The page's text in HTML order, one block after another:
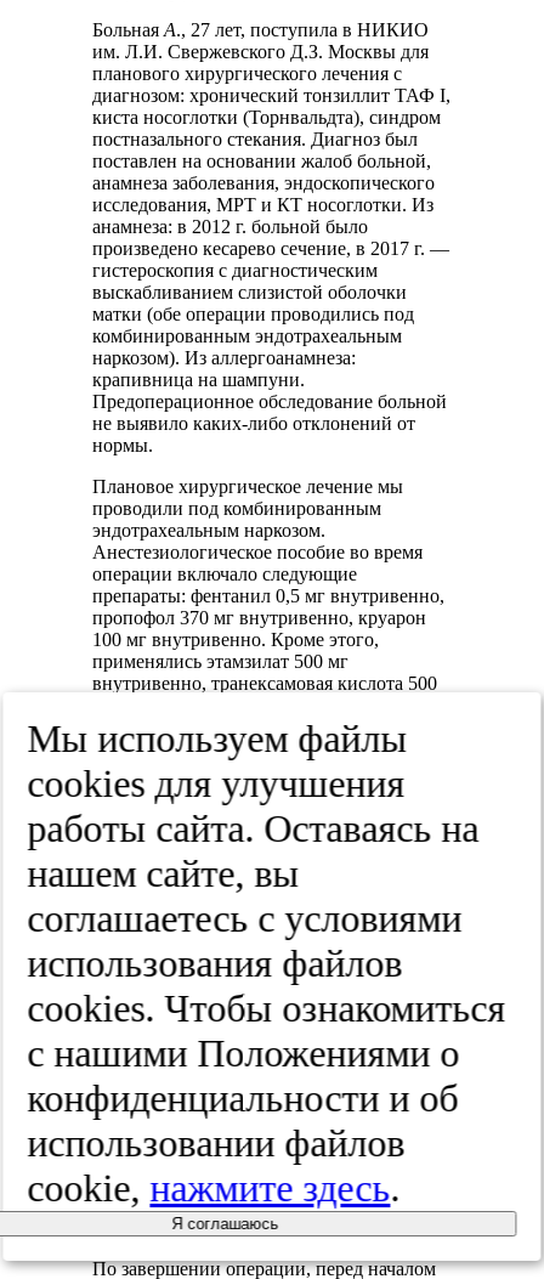
БольнаяА., 27 лет, поступила в НИКИО
им. Л.И. Свержевского Д.З. Москвы для
планового хирургического лечения с
диагнозом: хронический тонзиллит ТАФ I,
киста носоглотки (Торнвальдта), синдром
постназального стекания. Диагноз был
поставлен на основании жалоб больной,
анамнеза заболевания, эндоскопического
исследования, МРТ и КТ носоглотки. Из
анамнеза: в 2012 г. больной было
произведено кесарево сечение, в 2017 г. —
гистероскопия с диагностическим
выскабливанием слизистой оболочки
матки (обе операции проводились под
комбинированным эндотрахеальным
наркозом). Из аллергоанамнеза:
крапивница на шампуни.
Предоперационное обследование больной
не выявило каких-либо отклонений от
нормы.
Плановое хирургическое лечение мы
проводили под комбинированным
эндотрахеальным наркозом.
Анестезиологическое пособие во время
операции включало следующие
препараты: фентанил 0,5 мг внутривенно,
пропофол 370 мг внутривенно, круарон
100 мг внутривенно. Кроме этого,
применялись этамзилат 500 мг
внутривенно, транексамовая кислота 500
больной были отмечены эпизоды подъема
артериального давления. В этой связи
вводили эналаприл 1,25 мг внутривенно.
Первым этапом были удалены небные
миндалины (отмечалось кровотечение из
левой тонзиллярной ниши, проведено
лигирование кровоточащего сосуда).
Вторым этапом, под контролем ригидного
удалена передняя стенка кисты
носоглотки. Проведен гемостаз
кровоточащего края кисты с помощью
гольмиевого лазера (рис. 1).
Рис. 1. Больная А., состояние
марсупиализации кисты
носоглотки.
По завершении операции, перед началом
Мы используем файлы
cооkies для улучшения
работы сайта. Оставаясь на
нашем сайте, вы
соглашаетесь с условиями
использования файлов
cооkies. Чтобы ознакомиться
с нашими Положениями о
конфиденциальности и об
использовании файлов
cookie,нажмите здесь.
Я соглашаюсь